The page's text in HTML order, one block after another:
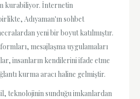
kurabiliyor. İnternetin
Adıyaman'ın sohbet
yeni bir boyut katılmıştır.
mesajlaşma uygulamaları
insanların kendilerini ifade etme
kurma aracı haline gelmiştir.
teknolojinin sunduğu imkanlardan